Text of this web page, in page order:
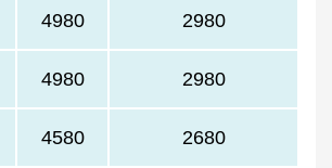
4980 2980
4980 2980
4580 2680